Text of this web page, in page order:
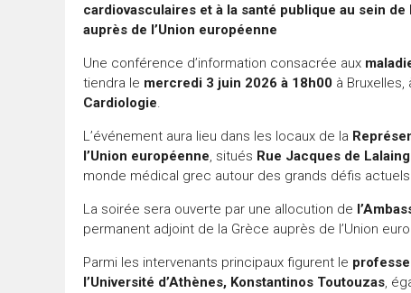
cardiovasculaires et à la santé publique au sein
auprès de l’Union européenne
Une conférence d’information consacrée aux
tiendra le mercredi 3 juin 2026 à 18h00 à Bruxelles,
Cardiologie.
L’événement aura lieu dans les locaux de la
l’Union européenne, situés Rue Jacques de
monde médical grec autour des grands défis
La soirée sera ouverte par une allocution de
permanent adjoint de la Grèce auprès de l’Union
Parmi les intervenants principaux figurent le
l’Université d’Athènes, Konstantinos Toutouzas,